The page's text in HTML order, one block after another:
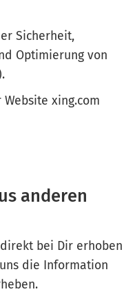
Sicherheit,
Optimierung von
xing.com
anderen
bei Dir erhoben
die Information